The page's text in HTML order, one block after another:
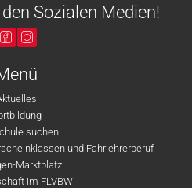
Sozialen Medien!
suchen
und Fahrlehrerberuf
Marktplatz
im FLVBW